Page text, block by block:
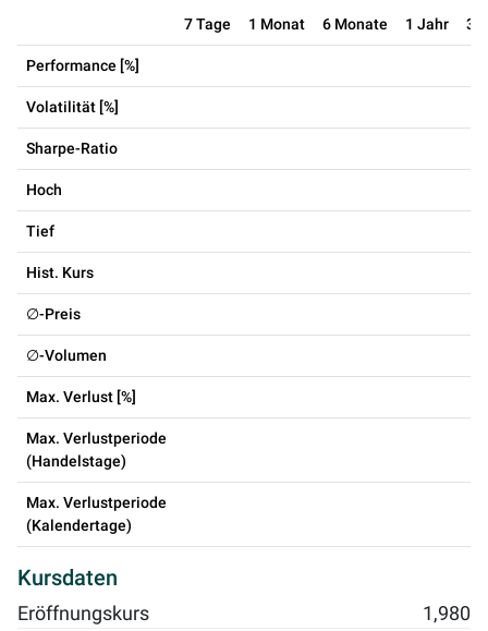
7 Tage 1 Monat 6 Monate 1 Jahr 3
Performance [%]
Volatilität [%]
Sharpe-Ratio
Hoch
Tief
Hist. Kurs
∅-Preis
∅-Volumen
Max. Verlust [%]
Max. Verlustperiode
(Handelstage)
Max. Verlustperiode
(Kalendertage)
Kursdaten
Eröffnungskurs
1,980